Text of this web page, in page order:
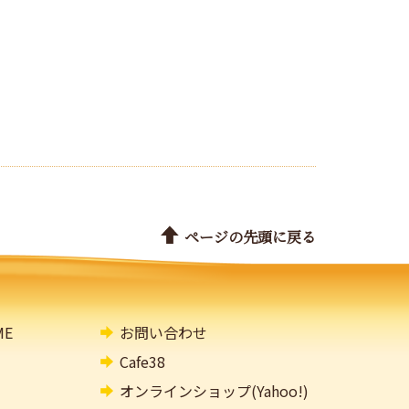
ページの先頭に戻る
お問い合わせ
Cafe38
オンラインショップ(Yahoo!)